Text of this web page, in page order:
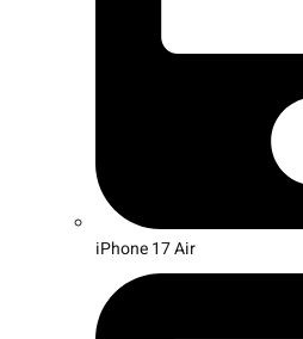
iPhone 17 Air